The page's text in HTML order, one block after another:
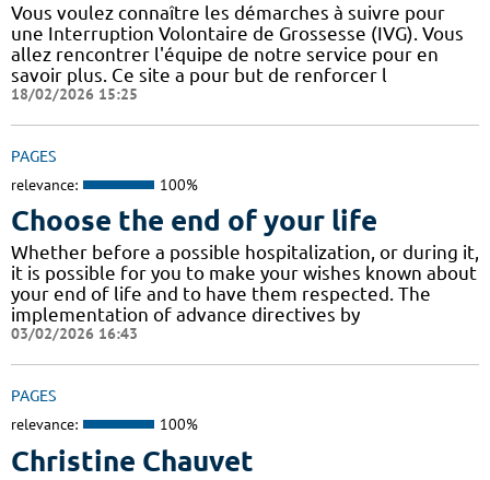
Vous voulez connaître les démarches à suivre pour
une Interruption Volontaire de Grossesse (IVG). Vous
allez rencontrer l'équipe de notre service pour en
savoir plus. Ce site a pour but de renforcer l
18/02/2026 15:25
PAGES
relevance: 100%
Choose the end of your life
Whether before a possible hospitalization, or during it,
it is possible for you to make your wishes known about
your end of life and to have them respected. The
implementation of advance directives by
03/02/2026 16:43
PAGES
relevance: 100%
Christine Chauvet